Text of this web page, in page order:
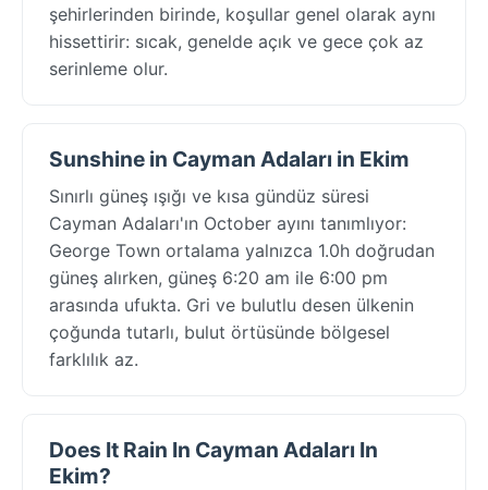
şehirlerinden birinde, koşullar genel olarak aynı
hissettirir: sıcak, genelde açık ve gece çok az
serinleme olur.
Sunshine in Cayman Adaları in Ekim
Sınırlı güneş ışığı ve kısa gündüz süresi
Cayman Adaları'ın October ayını tanımlıyor:
George Town ortalama yalnızca 1.0h doğrudan
güneş alırken, güneş 6:20 am ile 6:00 pm
arasında ufukta. Gri ve bulutlu desen ülkenin
çoğunda tutarlı, bulut örtüsünde bölgesel
farklılık az.
Does It Rain In Cayman Adaları In
Ekim?